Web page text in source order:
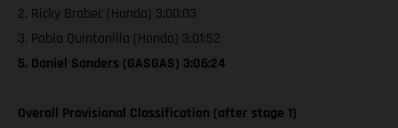
2. Ricky Brabec (Honda) 3:00:03
3. Pablo Quintanilla (Honda) 3:01:52
5. Daniel Sanders (GASGAS) 3:06:24
Overall Provisional Classification (after stage 1)